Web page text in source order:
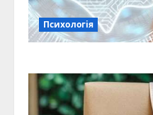
Психологія